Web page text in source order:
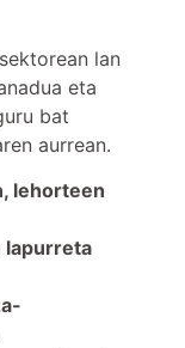
lan
eta
bat
aurrean.
lehorteen
lapurreta